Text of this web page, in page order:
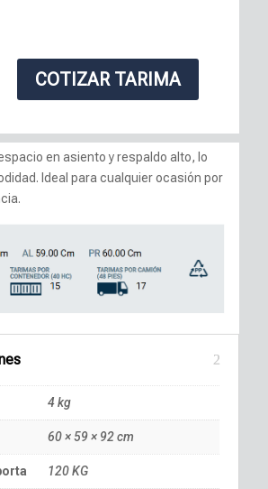
COTIZAR TARIMA
en asiento y respaldo alto, lo
Ideal para cualquier ocasión por
4 kg
60 × 59 × 92 cm
120 KG